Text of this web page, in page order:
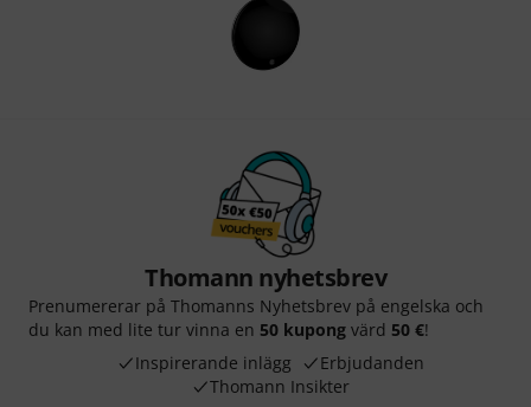
Thomann nyhetsbrev
Prenumererar på Thomanns Nyhetsbrev på engelska och
du kan med lite tur vinna en 50 kupong värd 50 €!
Inspirerande inlägg
Erbjudanden
Thomann Insikter